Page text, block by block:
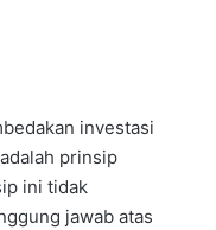
investasi
prinsip
ini tidak
jawab atas